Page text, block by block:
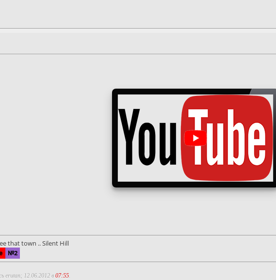
that town .. Silent Hill
№2
erutan; 12.06.2012 в 07:55.